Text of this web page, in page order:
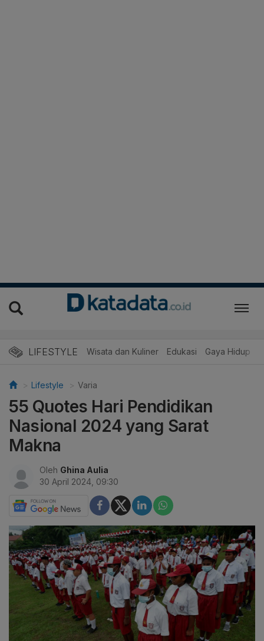
LIFESTYLE Wisata dan Kuliner Edukasi Gaya Hidup
Lifestyle Varia
55 Quotes Hari Pendidikan
Nasional 2024 yang Sarat
Makna
Oleh Ghina Aulia
30 April 2024, 09:30